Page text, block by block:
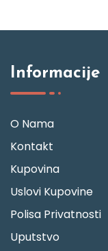
Informacije
O Nama
Kontakt
Kupovina
Uslovi Kupovine
Polisa Privatnosti
Uputstvo